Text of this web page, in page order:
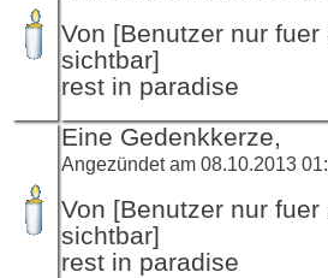
Von [Benutzer nur
sichtbar]
rest in paradise
Eine Gedenkkerze,
Angezündet am 08.10.2013
Von [Benutzer nur
sichtbar]
rest in paradise